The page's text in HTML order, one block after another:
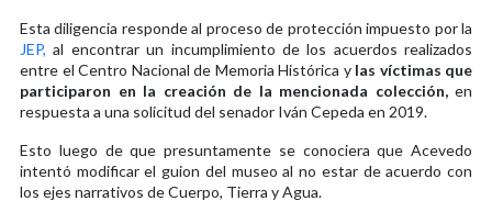
Esta diligencia responde al proceso de protección impuesto por la
JEP, al encontrar un incumplimiento de los acuerdos realizados
entre el Centro Nacional de Memoria Histórica ylas víctimas que
participaron en la creación de la mencionada colección,en
respuesta a una solicitud del senador Iván Cepeda en 2019.
Esto luego de que presuntamente se conociera que Acevedo
intentó modificar el guion del museo al no estar de acuerdo con
los ejes narrativos de Cuerpo, Tierra y Agua.